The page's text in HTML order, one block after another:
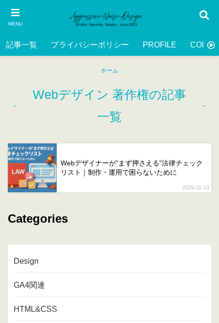
MENU
記事一覧 プライバシーポリシー PROFILE
ホーム
Webデザイン 著作権の記事
一覧
2025-11-13
Webデザイナーが“まず押さえる”法律チェック
リスト｜制作・運用で困らないために
Categories
Design
GA4関連
HTML&CSS